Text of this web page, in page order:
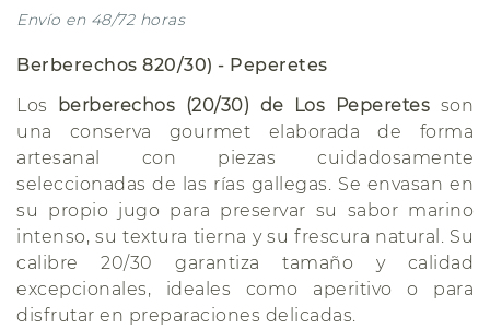
Envío en 48/72 horas
Berberechos 820/30) - Peperetes
Los
berberechos (20/30) de Los Peperetes son
una conserva gourmet elaborada de forma
artesanal con piezas cuidadosamente
seleccionadas de las rías gallegas. Se envasan en
su propio jugo para preservar su sabor marino
intenso, su textura tierna y su frescura natural. Su
calibre 20/30 garantiza tamaño y calidad
excepcionales, ideales como aperitivo o para
disfrutar en preparaciones delicadas.